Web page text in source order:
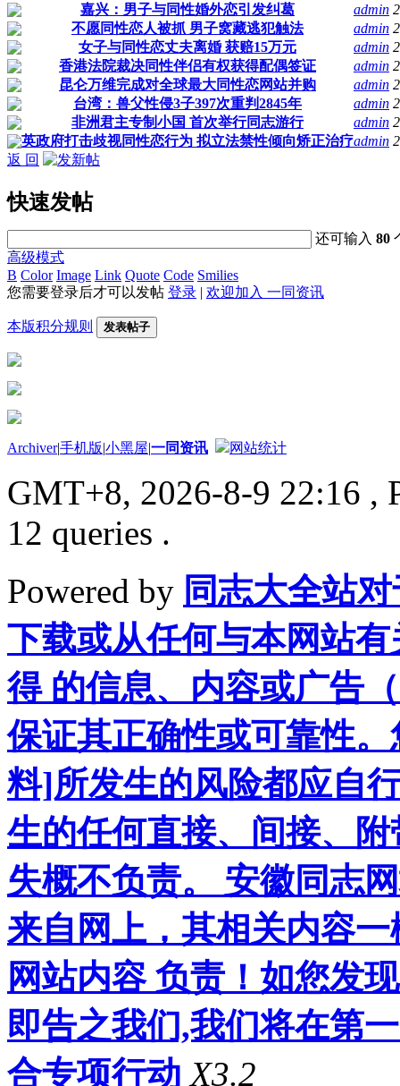
嘉兴：男子与同性婚外恋引发纠葛
admin
不愿同性恋人被抓 男子窝藏逃犯触法
admin
女子与同性恋丈夫离婚 获赔15万元
admin
香港法院裁决同性伴侣有权获得配偶签证
admin
昆仑万维完成对全球最大同性恋网站并购
admin
台湾：兽父性侵3子397次重判2845年
admin
非洲君主专制小国 首次举行同志游行
admin
英政府打击歧视同性恋行为 拟立法禁性倾向矫正治疗admin
返 回
快速发帖
还可输入80
高级模式
B Color Image Link Quote Code Smilies
您需要登录后才可以发帖 登录 | 欢迎加入 一同资讯
本版积分规则 发表帖子
Archiver|手机版|小黑屋|一同资讯 网站统计
GMT+8, 2026-8-9 22:16 ,
12 queries .
Powered by 同志大全站
下载或从任何与本网站
得 的信息、内容或广告
保证其正确性或可靠性
料]所发生的风险都应自
生的任何直接、间接、
失概不负责。 安徽同志
来自网上，其相关内容
网站内容 负责！如您发
即告之我们,我们将在第
合专项行动 X3.2